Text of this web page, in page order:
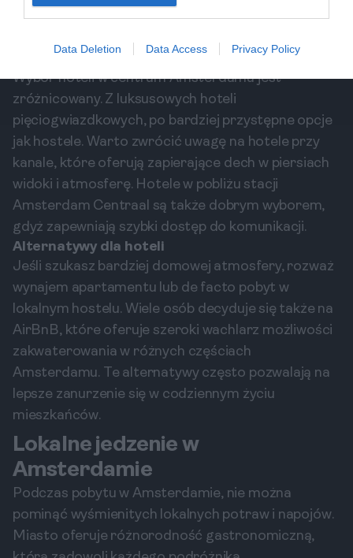
Data Deletion Data Access Privacy Policy
Hotele w centrum miasta
Wybór hoteli w centrum Amsterdamu jest
zróżnicowany. Z luksusowych hoteli
pięciogwiazdkowych, po bardziej przystępne opcje
jak hostele. Warto zwrócić uwagę na hotele przy
kanale, które oferują zapierające dech w piersiach
widoki i atmosferę. Hotele w pobliżu stacji
Amsterdam Centraal są także dobrym wyborem,
gdyż zapewniają szybki dostęp do komunikacji.
Alternatywy dla hoteli
Jeśli szukasz bardziej domowej atmosfery, rozważ
wynajem apartamentu lub de facto pobyt w
lokalnym hostelu. Wiele osób decyduje się także na
AirBnB, które oferuje szeroki wachlarz możliwości
zakwaterowania w różnych częściach
Amsterdamu. Te alternatywy często pozwalają na
lepsze zanurzenie się w codziennym życiu
mieszkańców.
Lokalne jedzenie w
Amsterdamie
Podczas pobytu w Amsterdamie, nie można
pominąć wyśmienitych lokalnych potraw i napojów.
Miasto oferuje różnorodność gastronomiczną,